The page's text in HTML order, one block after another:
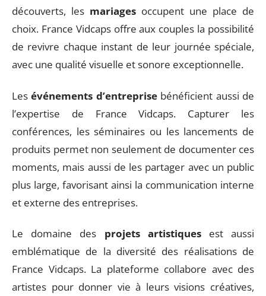
découverts, les mariages occupent une place de
choix. France Vidcaps offre aux couples la possibilité
de revivre chaque instant de leur journée spéciale,
avec une qualité visuelle et sonore exceptionnelle.
Lesévénements d’entreprisebénéficient aussi de
l’expertise de France Vidcaps. Capturer les
conférences, les séminaires ou les lancements de
produits permet non seulement de documenter ces
moments, mais aussi de les partager avec un public
plus large, favorisant ainsi la communication interne
et externe des entreprises.
Le domaine des projets artistiquesest aussi
emblématique de la diversité des réalisations de
France Vidcaps. La plateforme collabore avec des
artistes pour donner vie à leurs visions créatives,